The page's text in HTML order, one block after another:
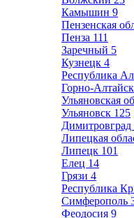
Камышин 9
Пензенская
Пенза 111
Заречный 5
Кузнецк 4
Республика
Горно-Алтайск
Ульяновская
Ульяновск 125
Димитровград
Липецкая
Липецк 101
Елец 14
Грязи 4
Республика
Симферополь
Феодосия 9